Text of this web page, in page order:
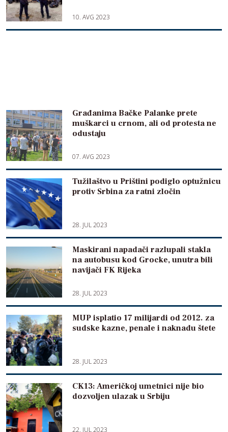
10. AVG 2023
Građanima Bačke Palanke prete
muškarci u crnom, ali od protesta ne
odustaju
07. AVG 2023
Tužilaštvo u Prištini podiglo optužnicu
protiv Srbina za ratni zločin
28. JUL 2023
Maskirani napadači razlupali stakla
na autobusu kod Grocke, unutra bili
navijači FK Rijeka
28. JUL 2023
MUP isplatio 17 milijardi od 2012. za
sudske kazne, penale i naknadu štete
28. JUL 2023
CK13: Američkoj umetnici nije bio
dozvoljen ulazak u Srbiju
22. JUL 2023